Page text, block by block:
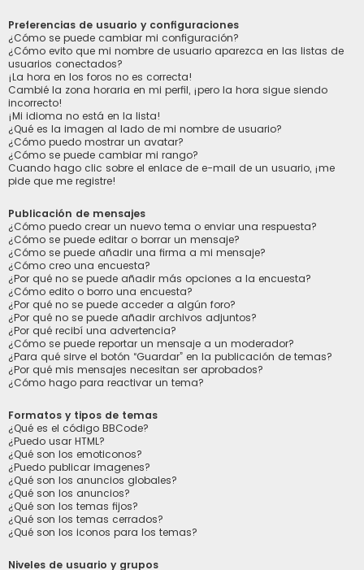
Preferencias de usuario y configuraciones
¿Cómo se puede cambiar mi configuración?
¿Cómo evito que mi nombre de usuario aparezca en las listas de
usuarios conectados?
¡La hora en los foros no es correcta!
Cambié la zona horaria en mi perfil, ¡pero la hora sigue siendo
incorrecto!
¡Mi idioma no está en la lista!
¿Qué es la imagen al lado de mi nombre de usuario?
¿Cómo puedo mostrar un avatar?
¿Cómo se puede cambiar mi rango?
Cuando hago clic sobre el enlace de e-mail de un usuario, ¡me
pide que me registre!
Publicación de mensajes
¿Cómo puedo crear un nuevo tema o enviar una respuesta?
¿Cómo se puede editar o borrar un mensaje?
¿Cómo se puede añadir una firma a mi mensaje?
¿Cómo creo una encuesta?
¿Por qué no se puede añadir más opciones a la encuesta?
¿Cómo edito o borro una encuesta?
¿Por qué no se puede acceder a algún foro?
¿Por qué no se puede añadir archivos adjuntos?
¿Por qué recibí una advertencia?
¿Cómo se puede reportar un mensaje a un moderador?
¿Para qué sirve el botón “Guardar” en la publicación de temas?
¿Por qué mis mensajes necesitan ser aprobados?
¿Cómo hago para reactivar un tema?
Formatos y tipos de temas
¿Qué es el código BBCode?
¿Puedo usar HTML?
¿Qué son los emoticonos?
¿Puedo publicar imagenes?
¿Qué son los anuncios globales?
¿Qué son los anuncios?
¿Qué son los temas fijos?
¿Qué son los temas cerrados?
¿Qué son los iconos para los temas?
Niveles de usuario y grupos